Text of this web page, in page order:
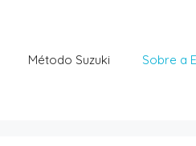
Método Suzuki Sobre a